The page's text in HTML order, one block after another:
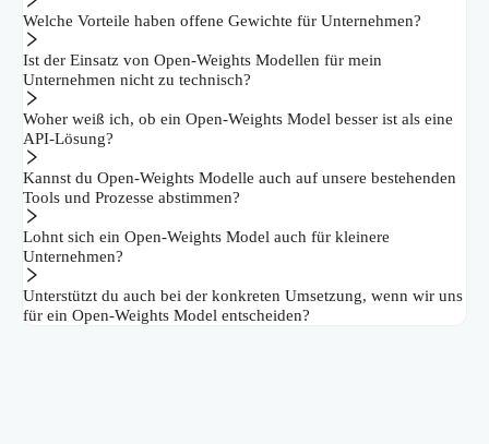
Welche Vorteile haben offene Gewichte für Unternehmen?
Ist der Einsatz von Open-Weights Modellen für mein
Unternehmen nicht zu technisch?
Woher weiß ich, ob ein Open-Weights Model besser ist als eine
API-Lösung?
Kannst du Open-Weights Modelle auch auf unsere bestehenden
Tools und Prozesse abstimmen?
Lohnt sich ein Open-Weights Model auch für kleinere
Unternehmen?
Unterstützt du auch bei der konkreten Umsetzung, wenn wir uns
für ein Open-Weights Model entscheiden?